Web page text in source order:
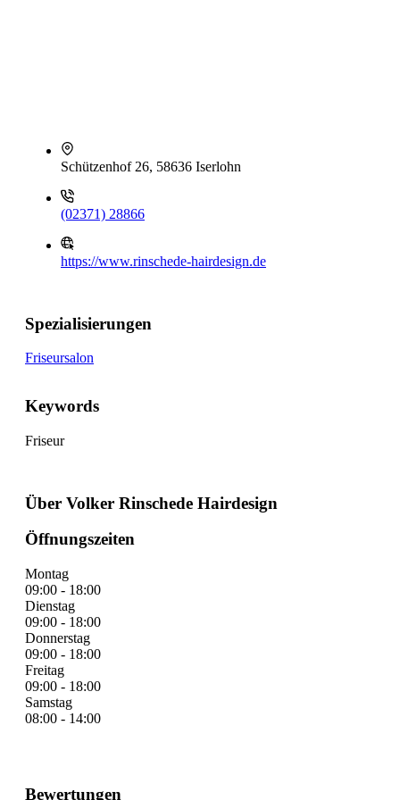
Schützenhof 26, 58636 Iserlohn
(02371) 28866
https://www.rinschede-hairdesign.de
Spezialisierungen
Friseursalon
Keywords
Friseur
Über Volker Rinschede Hairdesign
Öffnungszeiten
Montag
09:00 - 18:00
Dienstag
09:00 - 18:00
Donnerstag
09:00 - 18:00
Freitag
09:00 - 18:00
Samstag
08:00 - 14:00
Bewertungen